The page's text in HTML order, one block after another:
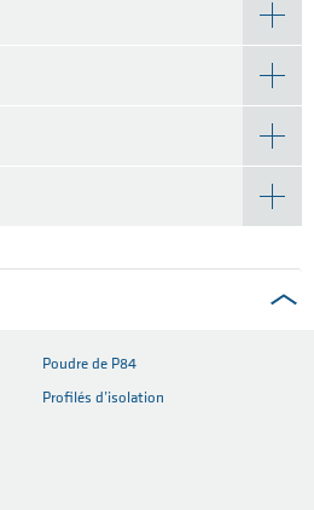
Poudre de P84
Profilés d’isolation